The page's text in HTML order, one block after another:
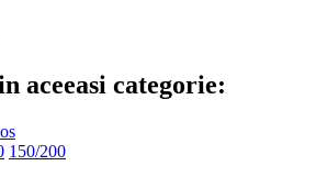
aceeasi categorie:
150/200